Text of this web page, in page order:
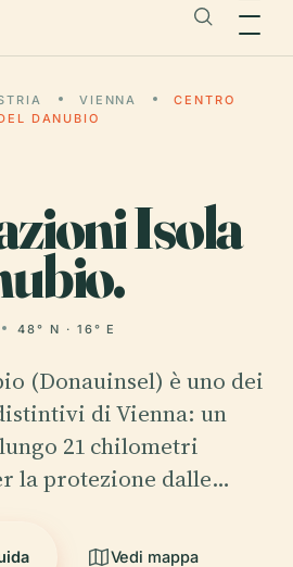
VIENNA
CENTRO
DANUBIO
Isola
48° N · 16° E
(Donauinsel) è uno dei
di Vienna: un
21 chilometri
la protezione dalle…
Vedi mappa